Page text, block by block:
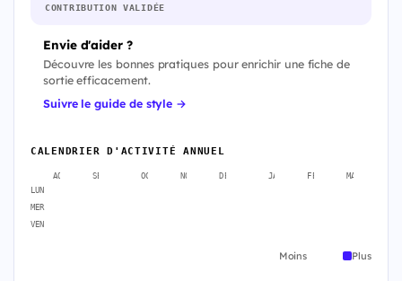
CONTRIBUTION VALIDÉE
Envie d'aider ?
Découvre les bonnes pratiques pour enrichir une fiche de
sortie efficacement.
Suivre le guide de style →
CALENDRIER D'ACTIVITÉ ANNUEL
AOÛT SEPT. OCT. NOV. DÉC. JANV. FÉVR. MARS
LUN
MER
VEN
Moins Plus